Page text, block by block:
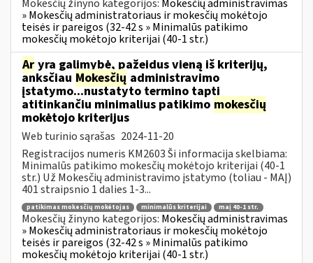
Mokesčių žinyno kategorijos: Mokesčių administravimas
» Mokesčių administratoriaus ir mokesčių mokėtojo
teisės ir pareigos (32-42 s » Minimalūs patikimo
mokesčių mokėtojo kriterijai (40-1 str.)
Ar yra galimybė, pažeidus vieną iš kriterijų,
anksčiau Mokesčių administravimo
įstatymo...nustatyto termino tapti
atitinkančiu minimalius patikimo mokesčių
mokėtojo kriterijus
Web turinio sąrašas 2024-11-20
Registracijos numeris KM2603 Ši informacija skelbiama:
Minimalūs patikimo mokesčių mokėtojo kriterijai (40-1
str.) Už Mokesčių administravimo įstatymo (toliau - MAĮ)
401 straipsnio 1 dalies 1-3...
patikimas mokesčių mokėtojas minimalūs kriterijai maį 40-1 str.
Mokesčių žinyno kategorijos: Mokesčių administravimas
» Mokesčių administratoriaus ir mokesčių mokėtojo
teisės ir pareigos (32-42 s » Minimalūs patikimo
mokesčių mokėtojo kriterijai (40-1 str.)